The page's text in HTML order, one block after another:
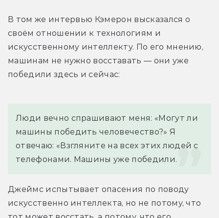
В том же интервью Кэмерон высказался о
своём отношении к технологиям и
искусственному интеллекту. По его мнению,
машинам не нужно восставать — они уже
победили здесь и сейчас:
Люди вечно спрашивают меня: «Могут ли
машины победить человечество?» Я
отвечаю: «Взгляните на всех этих людей с
телефонами. Машины уже победили.
Джеймс испытывает опасения по поводу
искусственно интеллекта, но не потому, что